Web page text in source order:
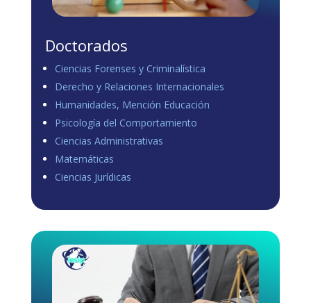
Load more
Doctorados
Ciencias Forenses y Criminalística
Derecho y Relaciones Internacionales
Humanidades, Mención Educación
Psicología del Comportamiento
Ciencias Administrativas
Matemáticas
Ciencias Jurídicas